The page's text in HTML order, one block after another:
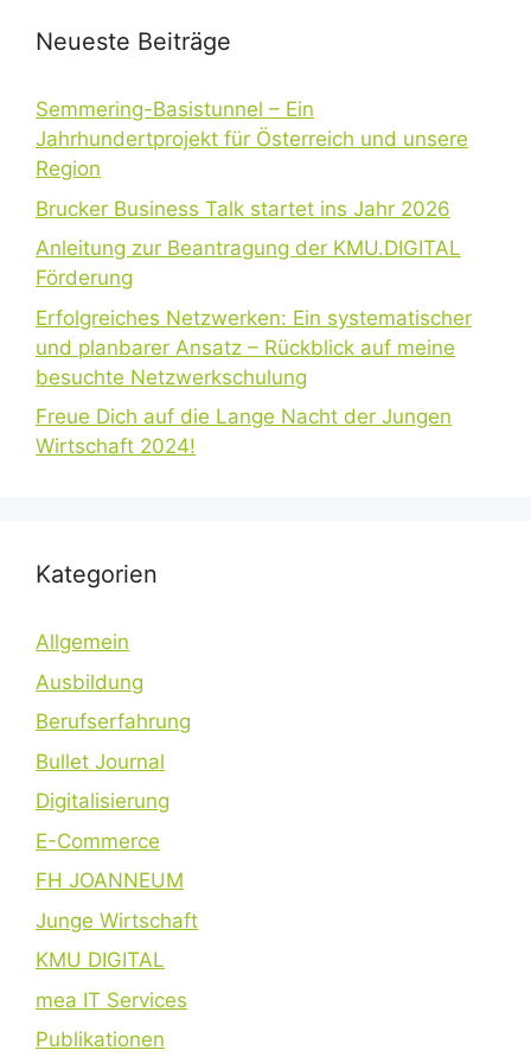
Neueste Beiträge
Semmering-Basistunnel – Ein
Jahrhundertprojekt für Österreich und unsere
Region
Brucker Business Talk startet ins Jahr 2026
Anleitung zur Beantragung der KMU.DIGITAL
Förderung
Erfolgreiches Netzwerken: Ein systematischer
und planbarer Ansatz – Rückblick auf meine
besuchte Netzwerkschulung
Freue Dich auf die Lange Nacht der Jungen
Wirtschaft 2024!
Kategorien
Allgemein
Ausbildung
Berufserfahrung
Bullet Journal
Digitalisierung
E-Commerce
FH JOANNEUM
Junge Wirtschaft
KMU DIGITAL
mea IT Services
Publikationen